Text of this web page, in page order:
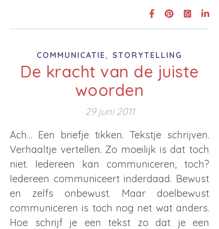
COMMUNICATIE, STORYTELLING
De kracht van de juiste
woorden
29 juni 2011
Ach… Een briefje tikken. Tekstje schrijven.
Verhaaltje vertellen. Zo moeilijk is dat toch
niet. Iedereen kan communiceren, toch?
Iedereen communiceert inderdaad. Bewust
en zelfs onbewust. Maar doelbewust
communiceren is toch nog net wat anders.
Hoe schrijf je een tekst zo dat je een